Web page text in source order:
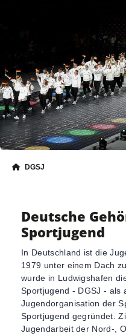
DGSJ
Deutsche
Sportjugend
In Deutschland ist die
1979 unter einem Dach
wurde in Ludwigshafen
Sportjugend - DGSJ - als
Jugendorganisation der
Sportjugend gegründet.
Jugendarbeit der Nord-,